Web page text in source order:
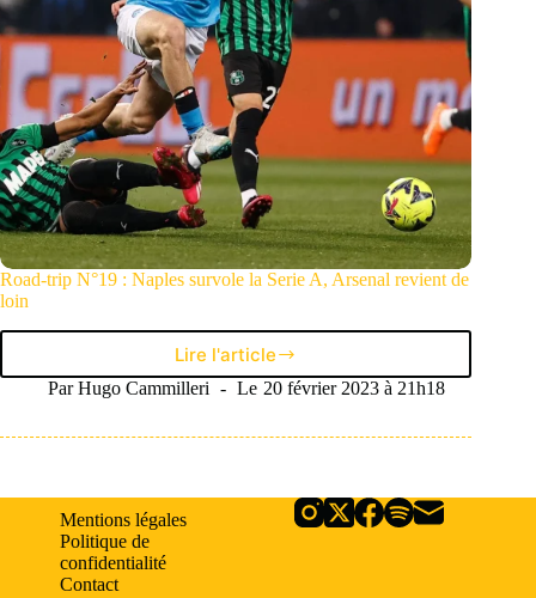
Road-trip N°19 : Naples survole la Serie A, Arsenal revient de
loin
Lire l'article
Road-
trip
:
la
Par Hugo Cammilleri Le 20 février 2023 à 21h18
Mentions légales
Politique de
confidentialité
Contact